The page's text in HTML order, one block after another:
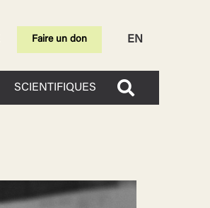
Faire un don EN
SCIENTIFIQUES